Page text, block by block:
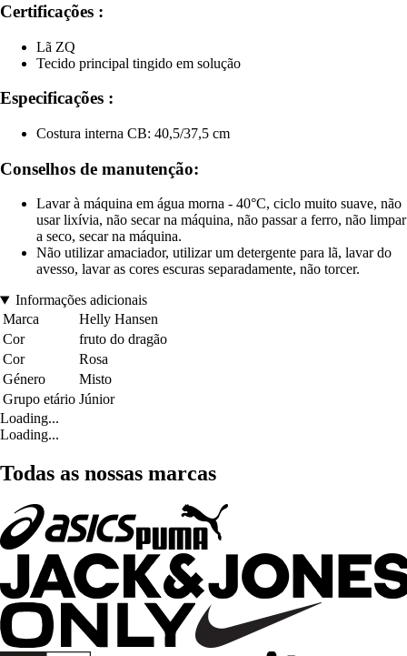
Certificações :
Lã ZQ
Tecido principal tingido em solução
Especificações :
Costura interna CB: 40,5/37,5 cm
Conselhos de manutenção:
Lavar à máquina em água morna - 40°C, ciclo muito suave, não
usar lixívia, não secar na máquina, não passar a ferro, não limpar
a seco, secar na máquina.
Não utilizar amaciador, utilizar um detergente para lã, lavar do
avesso, lavar as cores escuras separadamente, não torcer.
Informações adicionais
Marca
Helly Hansen
Cor
fruto do dragão
Cor
Rosa
Género
Misto
Grupo etário Júnior
Loading...
Loading...
Todas as nossas marcas